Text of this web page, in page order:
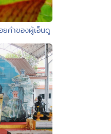
คำของผู้เอ็นดู